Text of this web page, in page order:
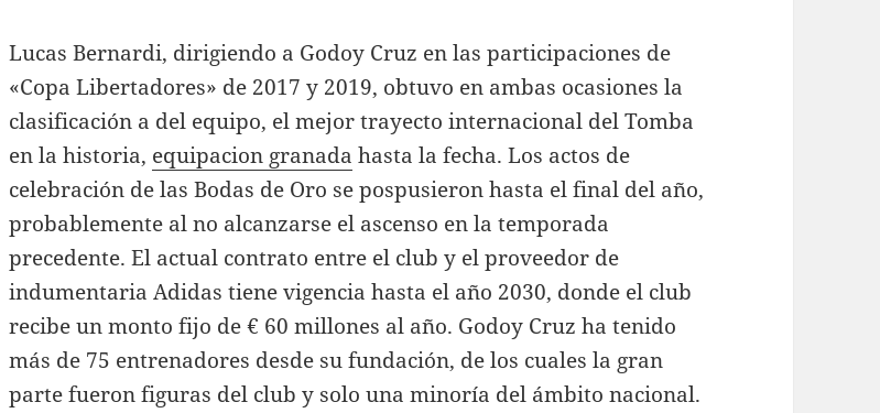
Lucas Bernardi, dirigiendo a Godoy Cruz en las participaciones de
«Copa Libertadores» de 2017 y 2019, obtuvo en ambas ocasiones la
clasificación a del equipo, el mejor trayecto internacional del Tomba
en la historia, equipacion granada hasta la fecha. Los actos de
celebración de las Bodas de Oro se pospusieron hasta el final del año,
probablemente al no alcanzarse el ascenso en la temporada
precedente. El actual contrato entre el club y el proveedor de
indumentaria Adidas tiene vigencia hasta el año 2030, donde el club
recibe un monto fijo de € 60 millones al año. Godoy Cruz ha tenido
más de 75 entrenadores desde su fundación, de los cuales la gran
parte fueron figuras del club y solo una minoría del ámbito nacional.